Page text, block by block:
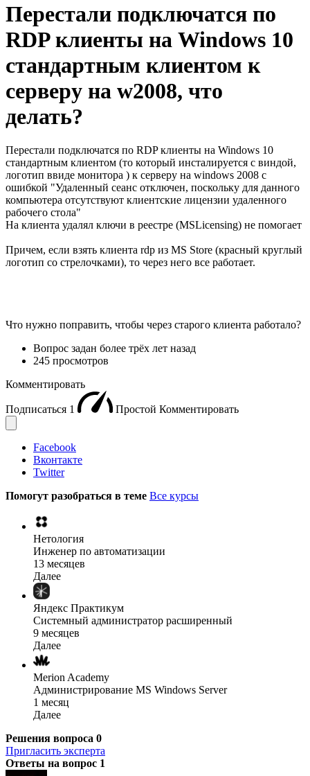
Перестали подключатся по
RDP клиенты на Windows 10
стандартным клиентом к
серверу на w2008, что
делать?
Перестали подключатся по RDP клиенты на Windows 10
стандартным клиентом (то который инсталируется с виндой,
логотип ввиде монитора ) к серверу на windows 2008 с
ошибкой "Удаленный сеанс отключен, поскольку для данного
компьютера отсутствуют клиентские лицензии удаленного
рабочего стола"
На клиента удалял ключи в реестре (MSLicensing) не помогает
Причем, если взять клиента rdp из MS Store (красный круглый
логотип со стрелочками), то через него все работает.
Что нужно поправить, чтобы через старого клиента работало?
Вопрос задан более трёх лет назад
245 просмотров
Комментировать
Подписаться 1 Простой Комментировать
Facebook
Вконтакте
Twitter
Помогут разобраться в теме Все курсы
Нетология
Инженер по автоматизации
13 месяцев
Далее
Яндекс Практикум
Системный администратор расширенный
9 месяцев
Далее
Merion Academy
Администрирование MS Windows Server
1 месяц
Далее
Решения вопроса 0
Пригласить эксперта
Ответы на вопрос 1